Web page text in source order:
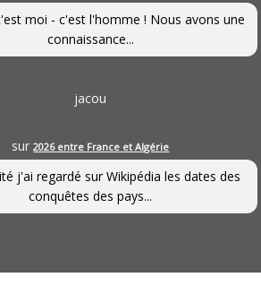
moi - c'est l'homme ! Nous avons une
connaissance...
jacou
sur2026 entre France et Algérie
j'ai regardé sur Wikipédia les dates des
conquêtes des pays...